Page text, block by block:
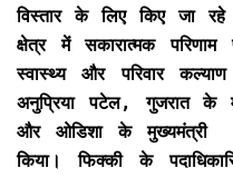
विस्तार के लिए किए जा
क्षेत्र में सकारात्मक परिणाम
स्वास्थ्य और परिवार
अनुप्रिया पटेल, गुजरात के
और ओडिशा के मुख्यमंत्री
किया। फिक्की के